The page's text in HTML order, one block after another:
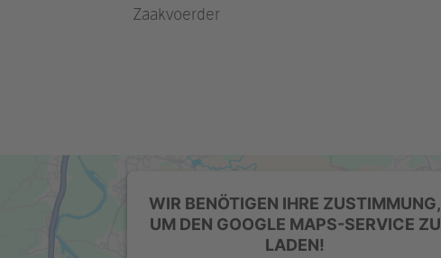
Zaakvoerder
WIR BENÖTIGEN IHRE ZUSTIMMUNG,
UM DEN GOOGLE MAPS-SERVICE ZU
LADEN!